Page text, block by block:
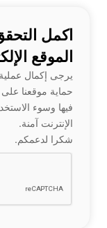
اكمل
الموقع
يرجى إكمال
حماية موقعنا
فيها وسوء
الإنترنت آمنة.
شكرا لدعمكم.